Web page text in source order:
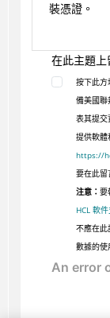
裝憑證。
在此主題上
按下此方
備美國聯
表其提交
提供軟體
https://
要在此留
注意： 要
HCL 軟
不應在此
數據的使